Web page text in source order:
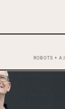
ROBOTS +